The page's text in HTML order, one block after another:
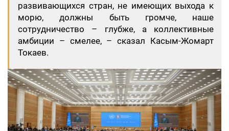
развивающихся стран, не имеющих выхода к
морю, должны быть громче, наше
сотрудничество – глубже, а коллективные
амбиции – смелее, – сказал Касым-Жомарт
Токаев.